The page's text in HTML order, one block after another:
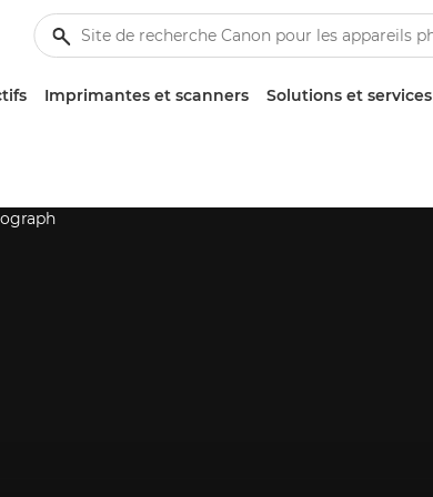
Imprimantes et scanners Solutions et services